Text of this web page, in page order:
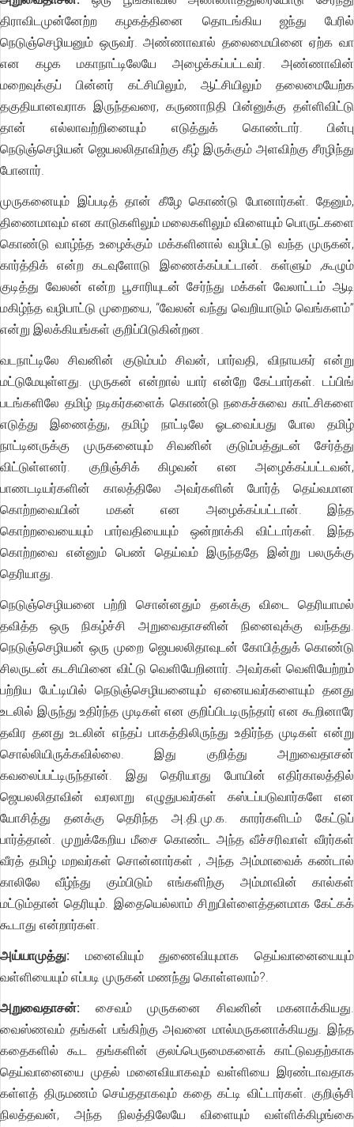
திராவிடமுன்னேற்ற கழகத்தினை தொடங்கிய ஜந்து பேரில்
நெடுஞ்செழியனும் ஒருவர். அண்ணாவால் தலைமையினை ஏற்க வா
என கழக மகாநாட்டிலேயே அழைக்கப்பட்டவர். அண்ணாவின்
மறைவுக்குப் பின்னர் கட்சியிலும், ஆட்சியிலும் தலைமையேற்க
தகுதியானவராக இருந்தவரை, கருணாநிதி பின்னுக்கு தள்ளிவிட்டு
தான் எல்லாவற்றினையும் எடுத்துக் கொண்டார். பின்பு
நெடுஞ்செழியன் ஜெயலலிதாவிற்கு கீழ் இருக்கும் அளவிற்கு சீரழிந்து
போனார்.
முருகனையும் இப்படித் தான் கீழே கொண்டு போனார்கள். தேனும்,
திணைமாவும் என காடுகளிலும் மலைகளிலும் விளையும் பொருட்களை
கொண்டு வாழ்ந்த உழைக்கும் மக்களினால் வழிபட்டு வந்த முருகன்,
கார்த்திக் என்ற கடவுளோடு இணைக்கப்பட்டான். கள்ளும் ,கூழும்
குடித்து வேலன் என்ற பூசாரியுடன் சேர்ந்து மக்கள் வேலாட்டம் ஆடி
மகிழ்ந்த வழிபாட்டு முறையை, “வேலன் வந்து வெறியாடும் வெங்களம்”
என்று இலக்கியங்கள் குறிப்பிடுகின்றன.
வடநாட்டிலே சிவனின் குடும்பம் சிவன், பார்வதி, விநாயகர் என்று
மட்டுமேயுள்ளது. முருகன் என்றால் யார் என்றே கேட்பார்கள். டப்பிங்
படங்களிலே தமிழ் நடிகர்களைக் கொண்டு நகைச்சுவை காட்சிகளை
எடுத்து இணைத்து, தமிழ் நாட்டிலே ஓடவைப்பது போல தமிழ்
நாட்டினருக்கு முருகனையும் சிவனின் குடும்பத்துடன் சேர்த்து
விட்டுள்ளனர். குறிஞ்சிக் கிழவன் என அழைக்கப்பட்டவன்,
பாணடடியர்களின் காலத்திலே அவர்களின் போர்த் தெய்வமான
கொற்றவையின் மகன் என அழைக்கப்பட்டான். இந்த
கொற்றவையையும் பார்வதியையும் ஒன்றாக்கி விட்டார்கள். இந்த
கொற்றவை என்னும் பெண் தெய்வம் இருந்ததே இன்று பலருக்கு
தெரியாது.
நெடுஞ்செழியனை பற்றி சொன்னதும் தனக்கு விடை தெரியாமல்
தவித்த ஒரு நிகழ்ச்சி அறுவைதாசனின் நினைவுக்கு வந்தது.
நெடுஞ்செழியன் ஒரு முறை ஜெயலலிதாவுடன் கோபித்துக் கொண்டு
சிலருடன் கடசியினை விட்டு வெளியேறினார். அவர்கள் வெளியேற்றம்
பற்றிய பேட்டியில் நெடுஞ்செழியனையும் ஏனையவர்களையும் தனது
உடலில் இருந்து உதிர்ந்த முடிகள் என குறிப்பிடடிருந்தார் என கூறினாரே
தவிர தனது உடலின் எந்தப் பாகத்திலிருந்து உதிர்ந்த முடிகள் என்று
சொல்லியிருக்கவில்லை. இது குறித்து அறுவைதாசன்
கவலைப்பட்டிருந்தான். இது தெரியாது போயின் எதிர்காலத்தில்
ஜெயலலிதாவின் வரலாறு எழுதுபவர்கள் கஸ்டப்படுவார்களே என
யோசித்து தனக்கு தெரிந்த அ.தி.மு.க. காரர்களிடம் கேட்டுப்
பார்த்தான். முறுக்கேறிய மீசை கொண்ட அந்த வீச்சரிவாள் வீரர்கள்
வீரத் தமிழ் மறவர்கள் சொன்னார்கள் , அந்த அம்மாவைக் கண்டால்
காலிலே வீழ்ந்து கும்பிடும் எங்களிற்கு அம்மாவின் கால்கள்
மட்டும்தான் தெரியும். இதையெல்லாம் சிறுபிள்ளைத்தனமாக கேட்கக்
கூடாது என்றார்கள்.
அய்யாமுத்து: மனைவியும் துணைவியுமாக தெய்வானையையும்
வள்ளியையும் எப்படி முருகன் மணந்து கொள்ளலாம்?.
அறுவைதாசன்: சைவம் முருகனை சிவனின் மகனாக்கியது.
வைஸ்ணவம் தங்கள் பங்கிற்கு அவனை மால்மருகனாக்கியது. இந்த
கதைகளில் கூட தங்களின் குலப்பெருமைகளைக் காட்டுவதற்காக
தெய்வானையை முதல் மனைவியாகவும் வள்ளியை இரண்டாவதாக
கள்ளத் திருமணம் செய்ததாகவும் கதை கட்டி விட்டார்கள். குறிஞ்சி
நிலத்தவன், அந்த நிலத்திலேயே விளையும் வள்ளிக்கிழங்கை